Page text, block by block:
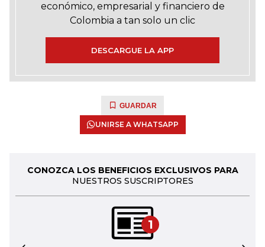
económico, empresarial y financiero de
Colombia a tan solo un clic
DESCARGUE LA APP
GUARDAR
UNIRSE A WHATSAPP
CONOZCA LOS BENEFICIOS EXCLUSIVOS PARA
NUESTROS SUSCRIPTORES
1